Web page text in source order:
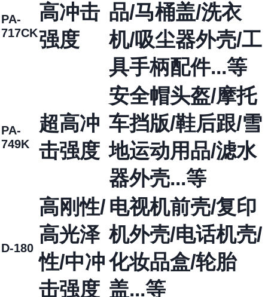
PA-
717CK
高冲击
强度
品/马桶盖/洗衣
机/吸尘器外壳/工
具手柄配件...等
PA-
749K
超高冲
击强度
安全帽头盔/摩托
车挡版/鞋后跟/雪
地运动用品/滤水
器外壳...等
D-180
高刚性/
高光泽
性/中冲
击强度
电视机前壳/复印
机外壳/电话机壳/
化妆品盒/轮胎
盖...等